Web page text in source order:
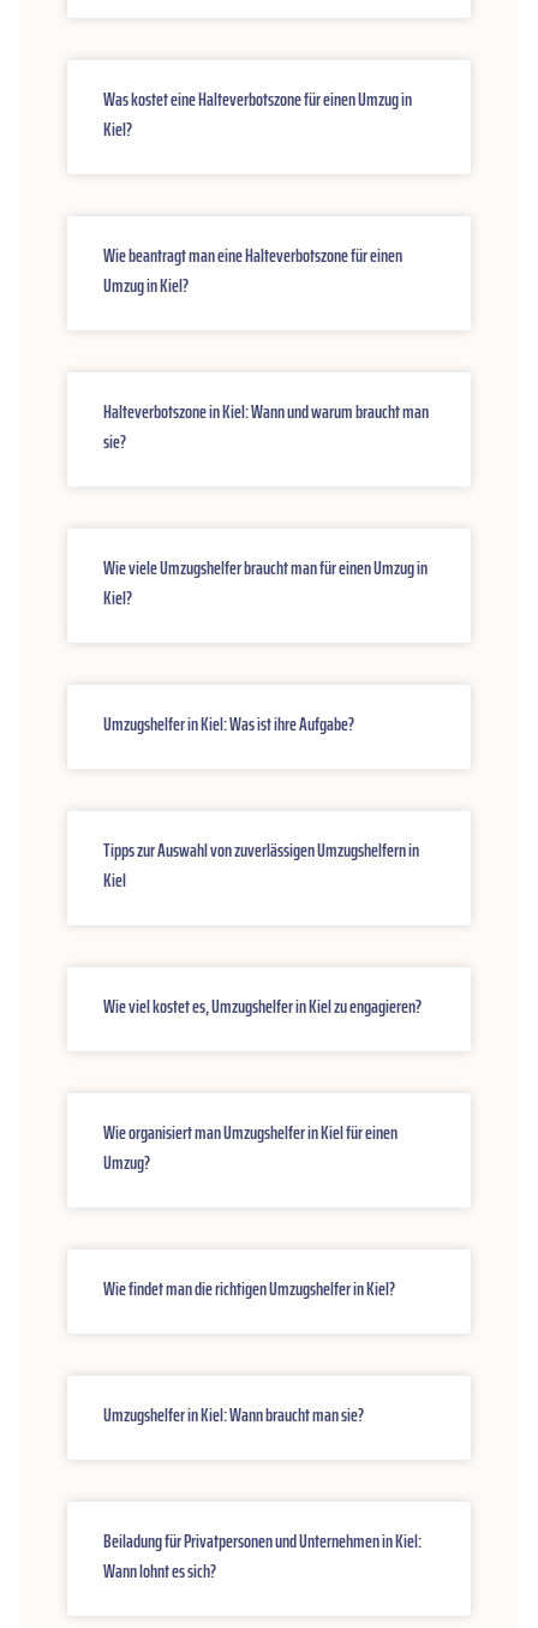
Was kostet eine Halteverbotszone für einen Umzug in
Kiel?
Wie beantragt man eine Halteverbotszone für einen
Umzug in Kiel?
Halteverbotszone in Kiel: Wann und warum braucht man
sie?
Wie viele Umzugshelfer braucht man für einen Umzug in
Kiel?
Umzugshelfer in Kiel: Was ist ihre Aufgabe?
Tipps zur Auswahl von zuverlässigen Umzugshelfern in
Kiel
Wie viel kostet es, Umzugshelfer in Kiel zu engagieren?
Wie organisiert man Umzugshelfer in Kiel für einen
Umzug?
Wie findet man die richtigen Umzugshelfer in Kiel?
Umzugshelfer in Kiel: Wann braucht man sie?
Beiladung für Privatpersonen und Unternehmen in Kiel:
Wann lohnt es sich?